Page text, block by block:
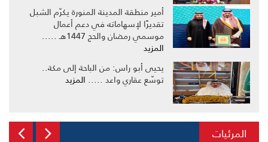
أمير منطقة المدينة المنورة يكرّم الشبل
تقديرًا لإسهاماته في دعم أعمال
موسمي رمضان والحج 1447هـ .....
المزيد
يحيى أبو راس: من الباحة إلى مكة..
توسّع عقاري واعد ..... المزيد
المرئيات